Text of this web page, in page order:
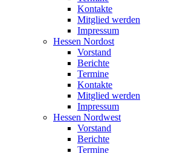
Kontakte
Mitglied werden
Impressum
Hessen Nordost
Vorstand
Berichte
Termine
Kontakte
Mitglied werden
Impressum
Hessen Nordwest
Vorstand
Berichte
Termine